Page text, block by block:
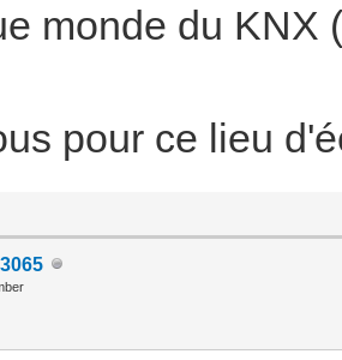
monde du KNX
pour ce lieu